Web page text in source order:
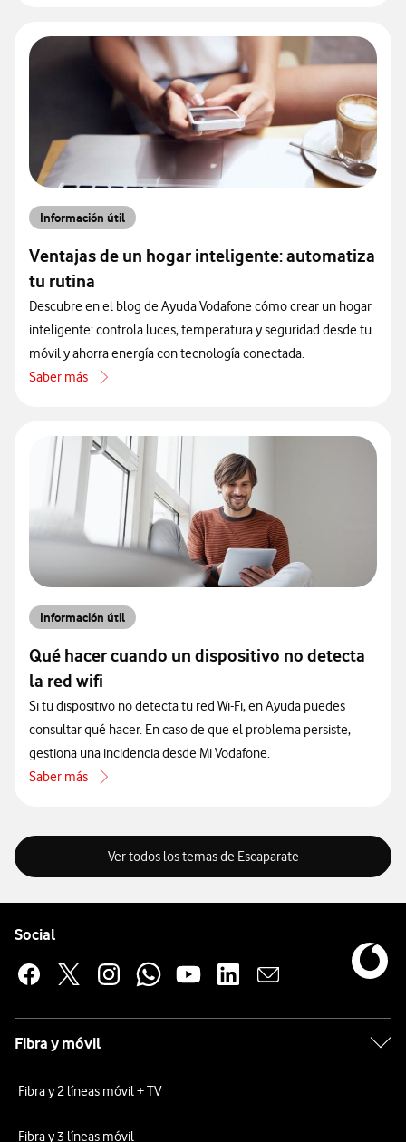
Información útil
Ventajas de un hogar inteligente: automatiza
tu rutina
Descubre en el blog de Ayuda Vodafone cómo crear un hogar
inteligente: controla luces, temperatura y seguridad desde tu
móvil y ahorra energía con tecnología conectada.
Saber más
acerca de Ventajas de un hogar inteligente: automatiza tu rutina
Información útil
Qué hacer cuando un dispositivo no detecta
la red wifi
Si tu dispositivo no detecta tu red Wi-Fi, en Ayuda puedes
consultar qué hacer. En caso de que el problema persiste,
gestiona una incidencia desde Mi Vodafone.
Saber más
acerca de Qué hacer cuando un dispositivo no detecta la red wifi
Ver todos los temas de Escaparate
Social
Fibra y móvil
Fibra y 2 líneas móvil + TV
Fibra y 3 líneas móvil